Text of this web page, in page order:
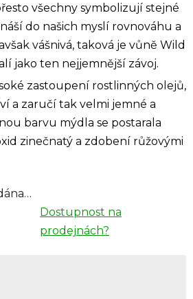
všechny symbolizují stejné
do našich myslí rovnováhu a
vášnivá, taková je vůně Wild
jako ten nejjemnější závoj.
zastoupení rostlinných olejů,
a zaručí tak velmi jemné a
barvu mýdla se postarala
zinečnatý a zdobení růžovými
Dostupnost na
prodejnách?